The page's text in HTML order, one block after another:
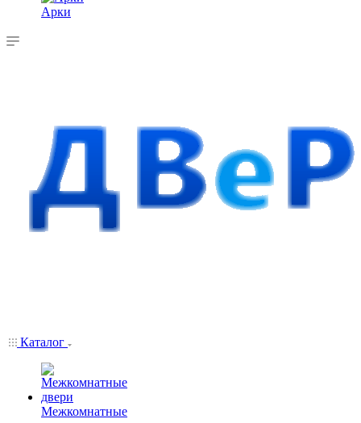
Арки
Каталог
Межкомнатные